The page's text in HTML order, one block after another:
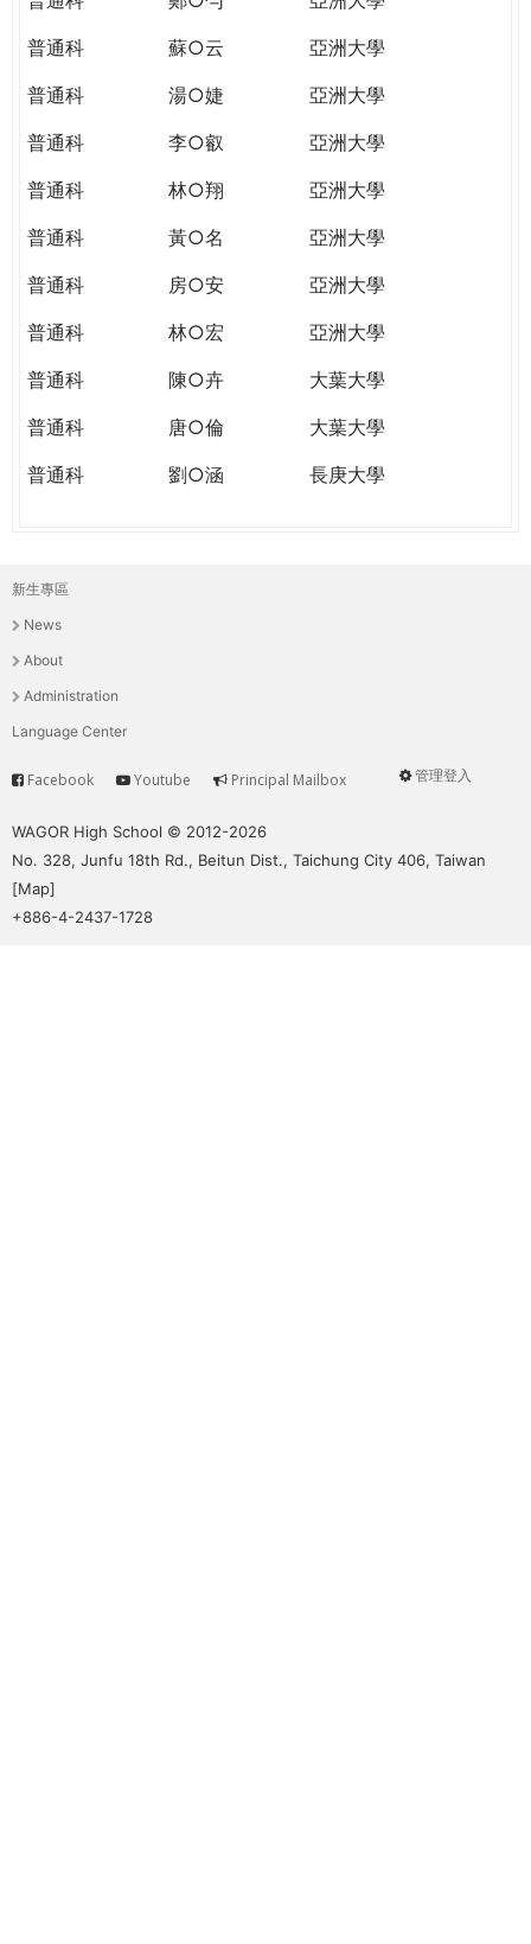
普通科
蘇○云
亞洲大學
普通科
湯○婕
亞洲大學
普通科
李○叡
亞洲大學
普通科
林○翔
亞洲大學
普通科
黃○名
亞洲大學
普通科
房○安
亞洲大學
普通科
林○宏
亞洲大學
普通科
陳○卉
大葉大學
普通科
唐○倫
大葉大學
普通科
劉○涵 長庚大學
主
選
單
新生專區
News
About
Administration
Language Center
User
管理登入
Service
Facebook Youtube Principal Mailbox
WAGOR High School © 2012-2026
No. 328, Junfu 18th Rd., Beitun Dist., Taichung City 406, Taiwan
[Map]
+886-4-2437-1728